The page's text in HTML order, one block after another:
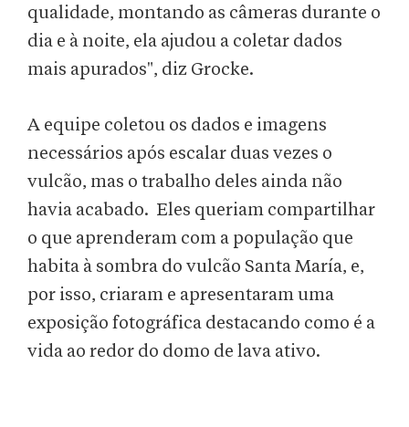
qualidade, montando as câmeras durante o
dia e à noite, ela ajudou a coletar dados
mais apurados", diz Grocke.
A equipe coletou os dados e imagens
necessários após escalar duas vezes o
vulcão, mas o trabalho deles ainda não
havia acabado. Eles queriam compartilhar
o que aprenderam com a população que
habita à sombra do vulcão Santa María, e,
por isso, criaram e apresentaram uma
exposição fotográfica destacando como é a
vida ao redor do domo de lava ativo.